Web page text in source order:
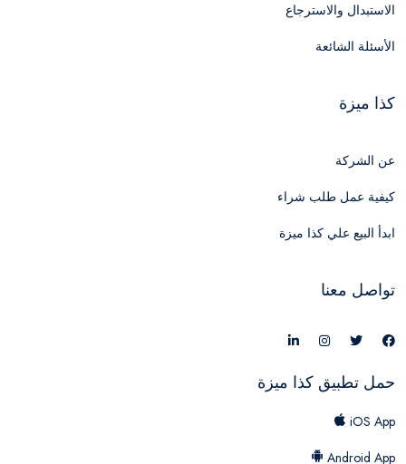
الاستبدال والاسترجاع
الأسئلة الشائعة
كذا ميزة
عن الشركة
كيفية عمل طلب شراء
ابدأ البيع علي كذا ميزة
تواصل معنا
حمل تطبيق كذا ميزة
iOS App
Android App